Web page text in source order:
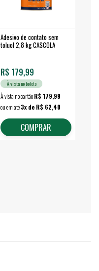
Adesivo de contato sem
toluol 2,8 kg CASCOLA
R$ 179,99
À vista no boleto
À vista no cartãoR$ 179,99
ou em até3x de R$ 62,40
COMPRAR